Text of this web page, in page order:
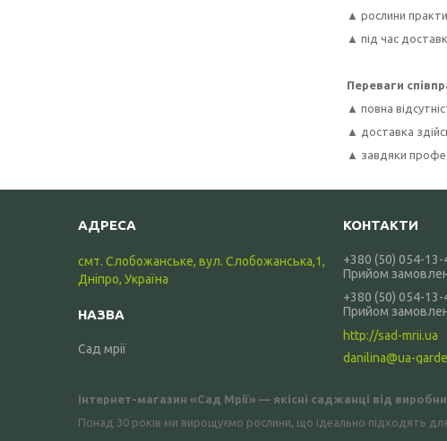
▲ рослини
▲ під час
Переваги
▲ повна
▲ доставка
▲ завдяки
смт. Слобожанське, вул. Слобожанська,1,
Дніпро, Україна
Сад мрії
+380 (50) 054-13-
Прийом
+380 (50) 054-13-
Прийом
http://sad-mrii.ua
danilina@ua-
Інтернет-магазин «Сад Мрії» — якісні саджанці від
Понад 30 років ми вирощуємо рослини, що ідеально підходять